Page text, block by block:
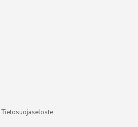
Tietosuojaseloste